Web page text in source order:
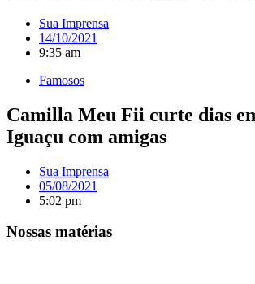
Sua Imprensa
14/10/2021
9:35 am
Famosos
Camilla Meu Fii curte dias
Iguaçu com amigas
Sua Imprensa
05/08/2021
5:02 pm
Nossas matérias